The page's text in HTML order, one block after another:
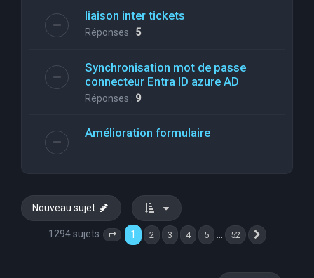
liaison inter tickets
Réponses : 5
Synchronisation mot de passe
connecteur Entra ID azure AD
Réponses : 9
Amélioration formulaire
Nouveau sujet
1294 sujets Page 1 sur 52
1 2 3 4 5 52